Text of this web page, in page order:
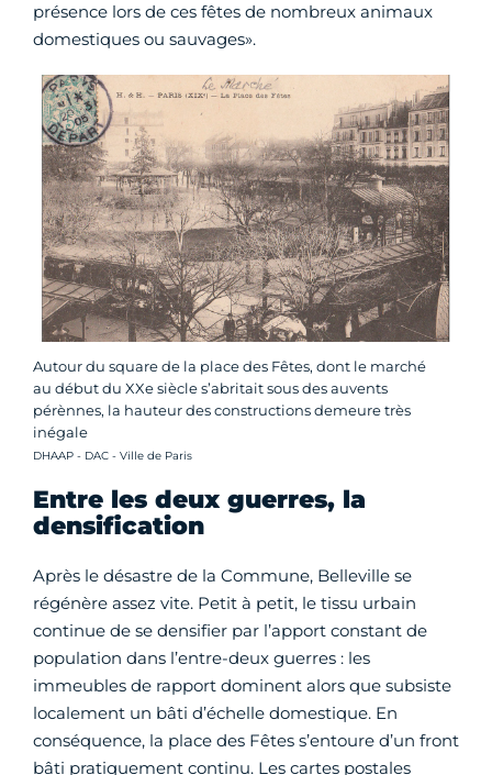
présence lors de ces fêtes de nombreux animaux
domestiques ou sauvages».
Autour du square de la place des Fêtes, dont le marché
au début du XXe siècle s’abritait sous des auvents
pérènnes, la hauteur des constructions demeure très
inégale
Crédit photo :
DHAAP - DAC - Ville de Paris
Entre les deux guerres, la
densification
Après le désastre de la Commune, Belleville se
régénère assez vite. Petit à petit, le tissu urbain
continue de se densifier par l’apport constant de
population dans l’entre-deux guerres : les
immeubles de rapport dominent alors que subsiste
localement un bâti d’échelle domestique. En
conséquence, la place des Fêtes s’entoure d’un front
bâti pratiquement continu. Les cartes postales